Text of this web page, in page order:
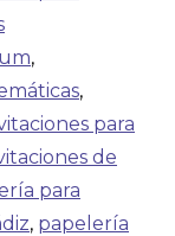
,
,
para
de
para
, papelería